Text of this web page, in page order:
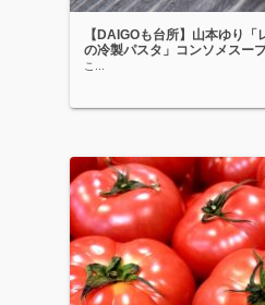
【DAIGOも台所】山本ゆり
の冷製パスタ」コンソメスー
こ...